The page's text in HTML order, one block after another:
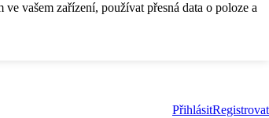
vašem zařízení, používat přesná data o poloze a
PřihlásitRegistrovat